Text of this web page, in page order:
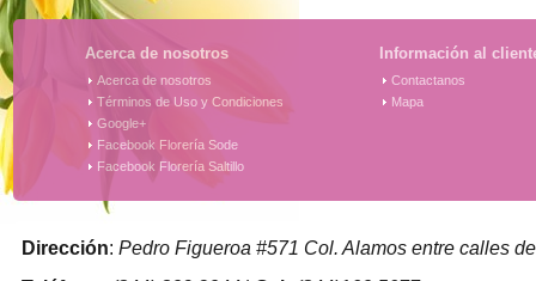
Acerca de nosotros
Acerca de nosotros
Términos de Uso y Condiciones
Google+
Facebook Florería Sode
Facebook Florería Saltillo
Información al
Contactanos
Mapa
Dirección: Pedro Figueroa #571 Col. Alamos entre calles